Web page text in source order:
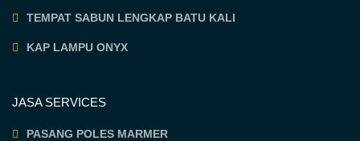
TEMPAT SABUN LENGKAP BATU KALI
KAP LAMPU ONYX
JASA SERVICES
PASANG POLES MARMER